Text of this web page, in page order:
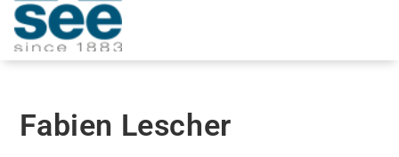
Fabien Lescher